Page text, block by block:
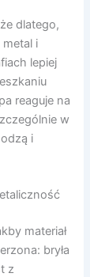
dlatego,
i
lepiej
reaguje na
w
i
materiał
bryła
z